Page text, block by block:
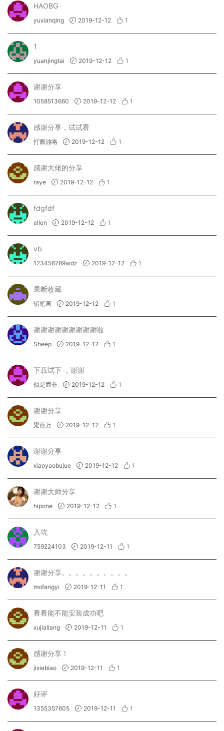
HAOBG
yuxianqing 2019-12-12 1
1
yuanjingtai 2019-12-12 1
谢谢分享
1058513660 2019-12-12 1
感谢分享，试试看
打酱油咯 2019-12-12 1
感谢大佬的分享
raye 2019-12-12 1
fdgfdf
ellen 2019-12-12 1
vb
123456789wdz 2019-12-12 1
果断收藏
铅笔画 2019-12-12 1
谢谢谢谢谢谢谢谢谢啦
Sheep 2019-12-12 1
下载试下 ，谢谢
似是而非 2019-12-12 1
谢谢分享
梁百万 2019-12-12 1
谢谢分享
xiaoyaobujue 2019-12-12 1
谢谢大师分享
hipone 2019-12-12 1
入坑
759224103 2019-12-11 1
谢谢分享。。。。。。。。。。
mofangyi 2019-12-11 1
看看能不能安装成功吧
xujialiang 2019-12-11 1
感谢分享！
jixiebiao 2019-12-11 1
好评
1355357605 2019-12-11 1